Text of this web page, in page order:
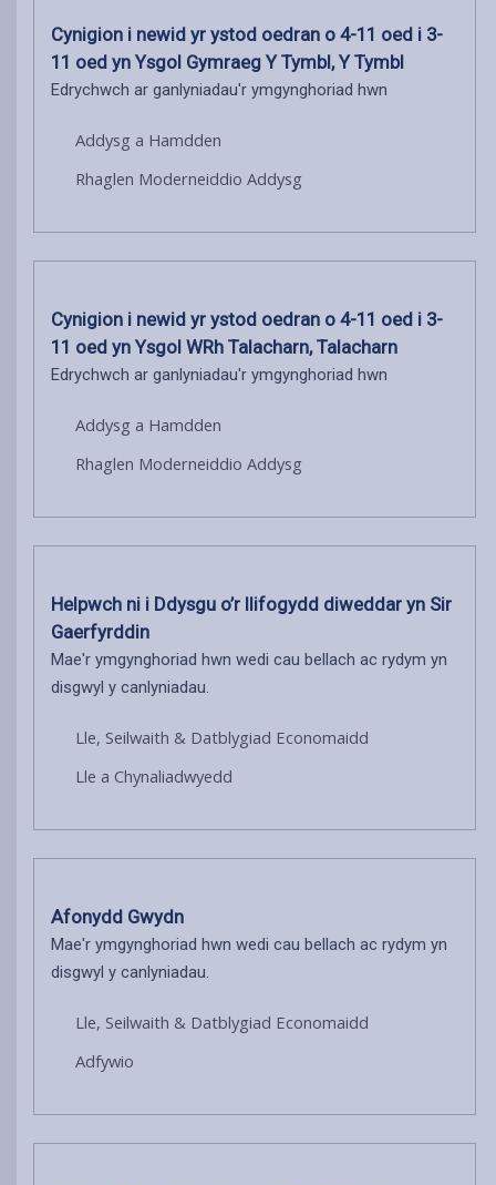
Cynigion i newid yr ystod oedran o 4-11 oed i 3-
11 oed yn Ysgol Gymraeg Y Tymbl, Y Tymbl
Edrychwch ar ganlyniadau'r ymgynghoriad hwn
Addysg a Hamdden
Rhaglen Moderneiddio Addysg
Cynigion i newid yr ystod oedran o 4-11 oed i 3-
11 oed yn Ysgol WRh Talacharn, Talacharn
Edrychwch ar ganlyniadau'r ymgynghoriad hwn
Addysg a Hamdden
Rhaglen Moderneiddio Addysg
Helpwch ni i Ddysgu o’r llifogydd diweddar yn Sir
Gaerfyrddin
Mae'r ymgynghoriad hwn wedi cau bellach ac rydym yn
disgwyl y canlyniadau.
Lle, Seilwaith & Datblygiad Economaidd
Lle a Chynaliadwyedd
Afonydd Gwydn
Mae'r ymgynghoriad hwn wedi cau bellach ac rydym yn
disgwyl y canlyniadau.
Lle, Seilwaith & Datblygiad Economaidd
Adfywio